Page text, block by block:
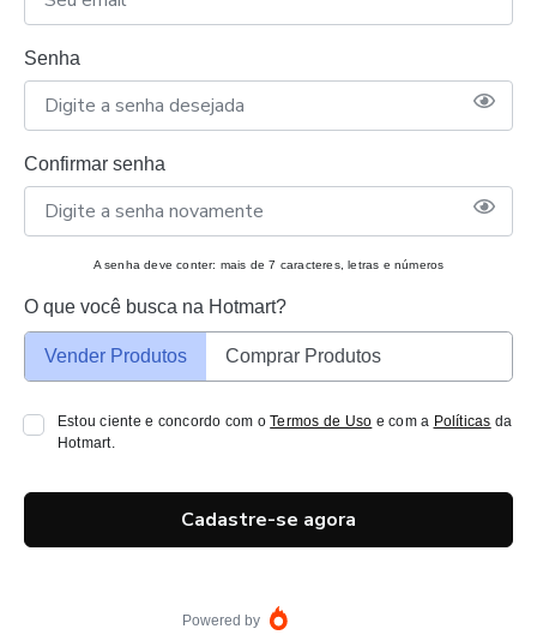
Senha
Confirmar senha
A senha deve conter: mais de 7 caracteres, letras e números
O que você busca na Hotmart?
Vender Produtos Comprar Produtos
Estou ciente e concordo com oTermos de Uso e com a Políticas da
Hotmart.
Cadastre-se agora
Powered by